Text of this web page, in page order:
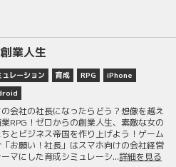
業人生
ュレーション 育成 RPG
iPhone
会社の社長になったらどう？想像を越え
RPG！ゼロからの創業人生、素敵な女の
とビジネス帝国を作り上げよう！ゲーム
お願い！社長」はスマホ向けの会社経営
マにした育成シミュレーシ...詳細を見る